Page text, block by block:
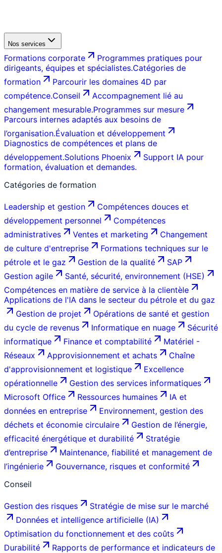
Nos services
Formations corporate
Programmes pratiques pour
dirigeants, équipes et spécialistes.Catégories de
formation
Parcourir les domaines 4D par
compétence.Conseil
Accompagnement lié au
changement mesurable.Programmes sur mesure
Parcours internes adaptés aux besoins de
l’organisation.Évaluation et développement
Diagnostics de compétences et plans de
développement.Solutions Phoenix
Support IA pour
formation, évaluation et demandes.
Catégories de formation
Leadership et gestion
Compétences douces et
développement personnel
Compétences
administratives
Ventes et marketing
Changement
de culture d'entreprise
Formations techniques sur le
pétrole et le gaz
Gestion de la qualité
SAP
Gestion agile
Santé, sécurité, environnement (HSE)
Compétences en matière de service à la clientèle
Applications de l'IA dans le secteur du pétrole et du gaz
Gestion de projet
Opérations de santé et gestion
du cycle de revenus
Informatique en nuage
Sécurité
informatique
Finance et comptabilité
Matériel -
Réseaux
Approvisionnement et achats
Chaîne
d'approvisionnement et logistique
Excellence
opérationnelle
Gestion des services informatiques
Microsoft Office
Ressources humaines
IA et
données en entreprise
Environnement, gestion des
déchets et économie circulaire
Gestion de l’énergie,
efficacité énergétique et durabilité
Stratégie
d’entreprise
Maintenance, fiabilité et management de
l’ingénierie
Gouvernance, risques et conformité
Conseil
Gestion des risques
Stratégie de mise sur le marché
Données et intelligence artificielle (IA)
Optimisation du fonctionnement et des coûts
Durabilité
Rapports de performance et indicateurs de